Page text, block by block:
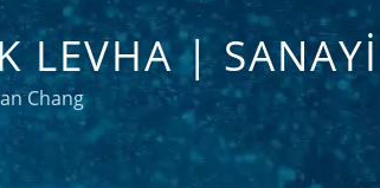
LEVHA |
- HAN CHANG
Chang